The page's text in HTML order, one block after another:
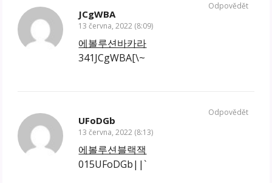
JCgWBA
13 června, 2022 (8:09)
에볼루션바카라
341JCgWBA[\~
Odpovědět
UFoDGb
13 června, 2022 (8:13)
에볼루션블랙잭
015UFoDGb||`
Odpovědět